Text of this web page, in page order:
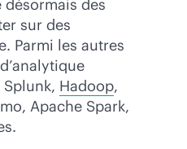
des
sur des
. Parmi les autres
Hadoop,
Apache Spark,